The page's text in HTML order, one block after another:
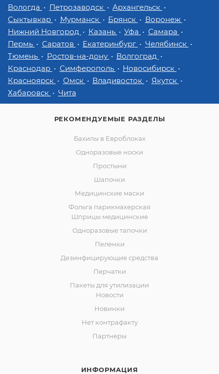
Вологда
Петрозаводск
Архангельск
Сыктывкар
Мурманск Брянск
Воронеж
Нижний Новгород
Казань Уфа
Самара
Пермь
Саратов Екатеринбург
Челябинск
Тюмень
Ростов-на-дону
Волгоград
Краснодар
Симферополь
Новосибирск
Красноярск
Омск Владивосток
Якутск
Хабаровск
Чита
РЕКОМЕНДУЕМЫЕ РАЗДЕЛЫ
Бахилы в Евроблоках
Одноразовые носки
Простыни
Шапочки
Медицинские маски
Фольга парикмахерская
Шприцы медицинские
Одноразовые тапочки
Пеленки
Дезинфицирующие средства
Перчатки
Пакеты для утилизации
Новости
Новинки
Нет контрафакту
Партнеры
ИНФОРМАЦИЯ